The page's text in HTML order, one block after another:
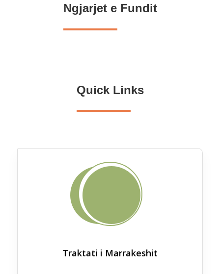
Ngjarjet e Fundit
Quick Links
Traktati i Marrakeshit